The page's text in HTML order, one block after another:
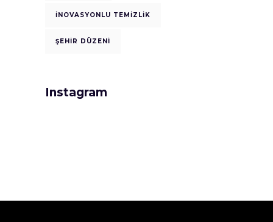
İNOVASYONLU TEMIZLIK
ŞEHIR DÜZENI
Instagram